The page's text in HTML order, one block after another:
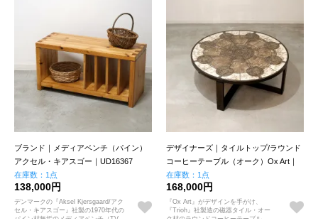
ブランド｜メディアベンチ（パイン）
アクセル・キアスゴー｜UD16367
在庫数：1点
138,000円
デンマークの『Aksel Kjersgaard/アク
セル・キアスゴー』社製の1970年代の
パイン材無垢のメディアベンチ（TV
デザイナーズ｜タイルトップ/ラウンド
コーヒーテーブル（オーク）Ox Art｜
UD16390
在庫数：1点
168,000円
『Ox Art』がデザインを手がけ、
『Trioh』社製造の磁器タイル・オー
ク材のラウンドコーヒーテーブル